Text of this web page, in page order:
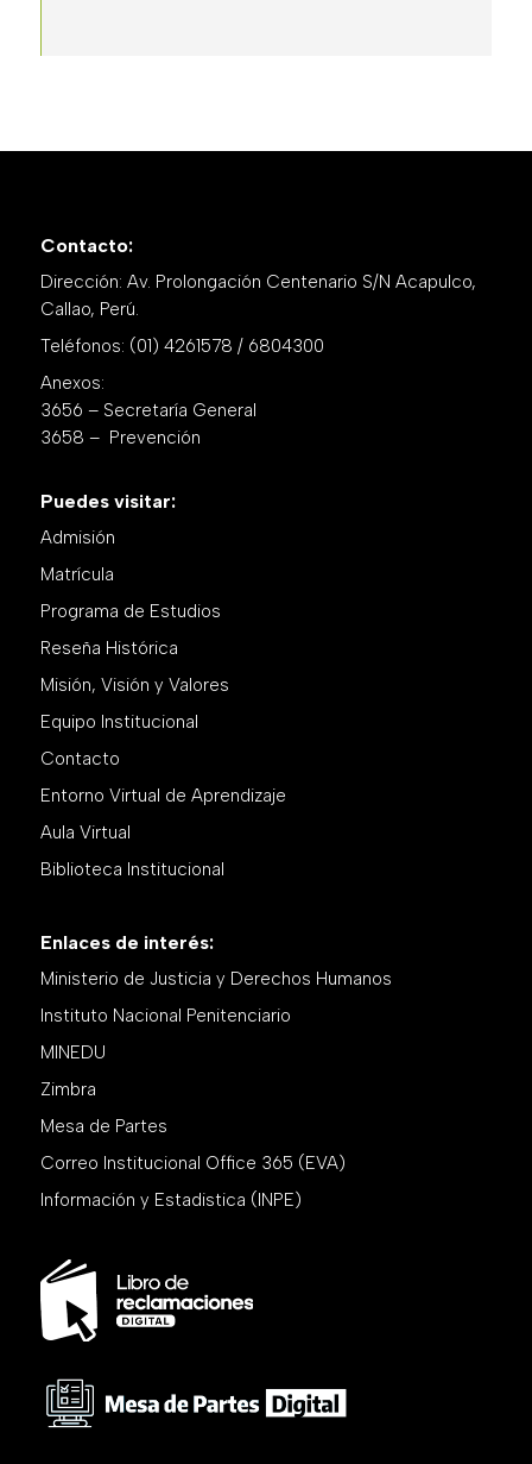
Contacto:
Dirección: Av. Prolongación Centenario S/N Acapulco,
Callao, Perú.
Teléfonos: (01) 4261578 / 6804300
Anexos:
3656 – Secretaría General
3658 – Prevención
Puedes visitar:
Admisión
Matrícula
Programa de Estudios
Reseña Histórica
Misión, Visión y Valores
Equipo Institucional
Contacto
Entorno Virtual de Aprendizaje
Aula Virtual
Biblioteca Institucional
Enlaces de interés:
Ministerio de Justicia y Derechos Humanos
Instituto Nacional Penitenciario
MINEDU
Zimbra
Mesa de Partes
Correo Institucional Office 365 (EVA)
Información y Estadistica (INPE)